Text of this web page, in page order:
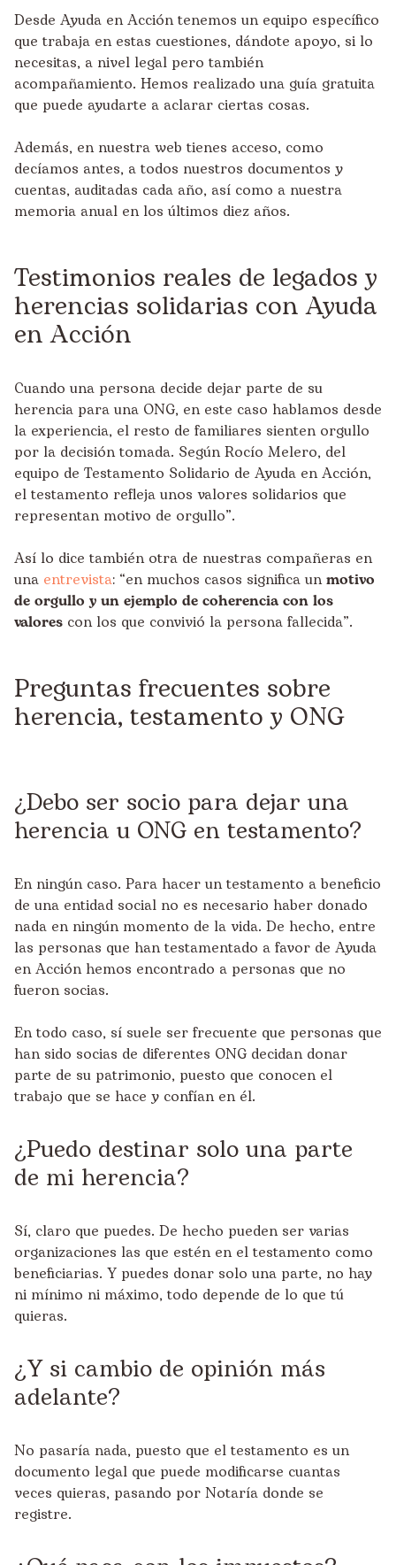
Desde Ayuda en Acción tenemos un equipo específico
que trabaja en estas cuestiones, dándote apoyo, si lo
necesitas, a nivel legal pero también
acompañamiento. Hemos realizado una guía gratuita
que puede ayudarte a aclarar ciertas cosas.
Además, en nuestra web tienes acceso, como
decíamos antes, a todos nuestros documentos y
cuentas, auditadas cada año, así como a nuestra
memoria anual en los últimos diez años.
Testimonios reales de legados y
herencias solidarias con Ayuda
en Acción
Cuando una persona decide dejar parte de su
herencia para una ONG, en este caso hablamos desde
la experiencia, el resto de familiares sienten orgullo
por la decisión tomada. Según Rocío Melero, del
equipo de Testamento Solidario de Ayuda en Acción,
el testamento refleja unos valores solidarios que
representan motivo de orgullo”.
Así lo dice también otra de nuestras compañeras en
una entrevista: “en muchos casos significa unmotivo
de orgullo y un ejemplo de coherencia con los
valores con los que convivió la persona fallecida”.
Preguntas frecuentes sobre
herencia, testamento y ONG
¿Debo ser socio para dejar una
herencia u ONG en testamento?
En ningún caso. Para hacer un testamento a beneficio
de una entidad social no es necesario haber donado
nada en ningún momento de la vida. De hecho, entre
las personas que han testamentado a favor de Ayuda
en Acción hemos encontrado a personas que no
fueron socias.
En todo caso, sí suele ser frecuente que personas que
han sido socias de diferentes ONG decidan donar
parte de su patrimonio, puesto que conocen el
trabajo que se hace y confían en él.
¿Puedo destinar solo una parte
de mi herencia?
Sí, claro que puedes. De hecho pueden ser varias
organizaciones las que estén en el testamento como
beneficiarias. Y puedes donar solo una parte, no hay
ni mínimo ni máximo, todo depende de lo que tú
quieras.
¿Y si cambio de opinión más
adelante?
No pasaría nada, puesto que el testamento es un
documento legal que puede modificarse cuantas
veces quieras, pasando por Notaría donde se
registre.